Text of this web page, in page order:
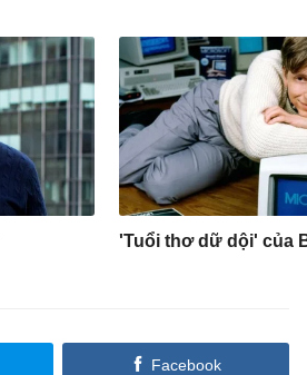
'Tuổi thơ dữ dội' của
Facebook